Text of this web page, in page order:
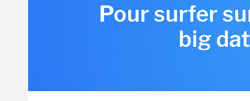
Pour surfer
big